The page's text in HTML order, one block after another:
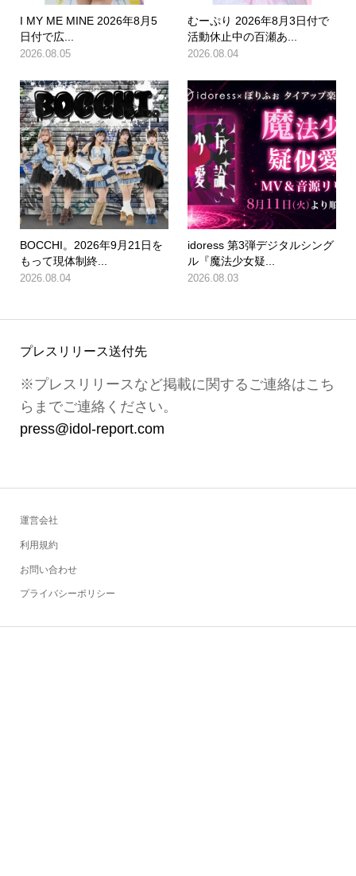
I MY ME MINE 2026年8月5
日付で広...
2026.08.05
むーぷり 2026年8月3日付で
活動休止中の百瀬あ...
2026.08.04
BOCCHI。2026年9月21日を
もって現体制終...
2026.08.04
idoress 第3弾デジタルシング
ル『魔法少女疑...
2026.08.03
プレスリリース送付先
※プレスリリースなど掲載に関するご連絡はこち
らまでご連絡ください。
press@idol-report.com
運営会社
利用規約
お問い合わせ
プライバシーポリシー